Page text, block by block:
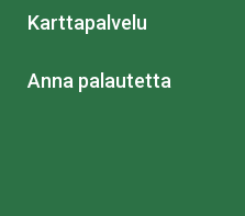
Karttapalvelu
Anna palautetta